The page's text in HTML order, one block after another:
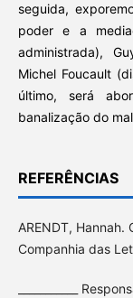
seguida,
poder e a
administrada),
Michel Foucault
último, será
banalização do
REFERÊNCIAS
ARENDT, Hannah.
Companhia das
___________